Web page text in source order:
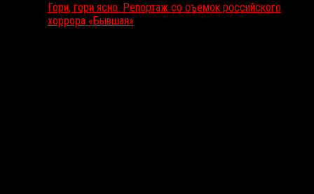
Гори, гори ясно: Репортаж со съемок российского
хоррора «Бывшая»